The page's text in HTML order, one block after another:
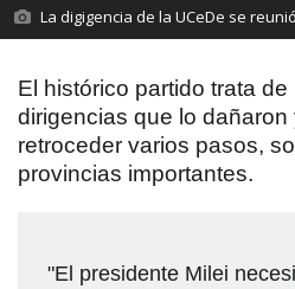
La digigencia de la UCeDe se
El histórico partido trata
dirigencias que lo dañaron
retroceder varios pasos,
provincias importantes.
"El presidente Milei